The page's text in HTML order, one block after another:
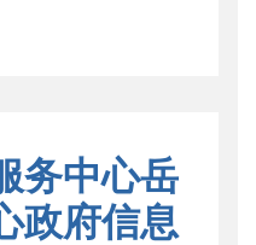
务中心岳
政府信息